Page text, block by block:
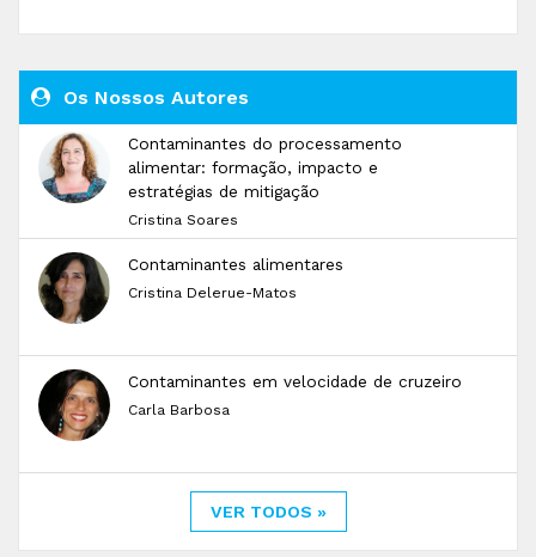
Os Nossos Autores
Contaminantes do processamento
alimentar: formação, impacto e
estratégias de mitigação
Cristina Soares
Contaminantes alimentares
Cristina Delerue-Matos
Contaminantes em velocidade de cruzeiro
Carla Barbosa
VER TODOS »